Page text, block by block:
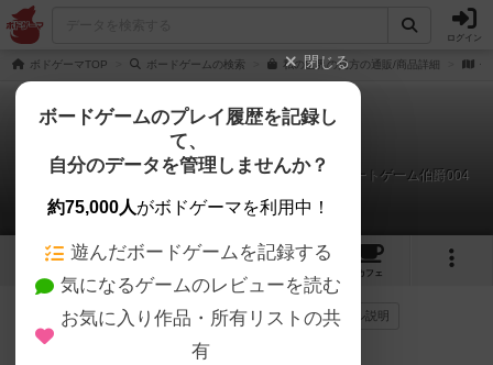
ログイン
ボドゲーマTOP ボードゲームの検索 私の世界の見方の通販/商品詳細 作
私の世界の見方
カードを使って価値観の大喜利「私の世界の見方」 ボートゲーム伯爵004
9 1 40
カフェ
作品紹介 レビュー プレイ/実況 ルール説明
6年弱前
閉じる
ボードゲームのプレイ履歴を記録し
て、
自分のデータを管理しませんか？
約75,000人がボドゲーマを利用中！
遊んだボードゲームを記録する
気になるゲームのレビューを読む
お気に入り作品・所有リストの共
有